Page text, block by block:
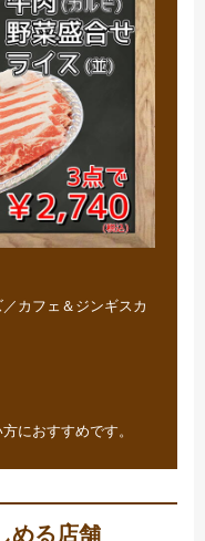
カフェ＆ジンギスカ
におすすめです。
める店舗